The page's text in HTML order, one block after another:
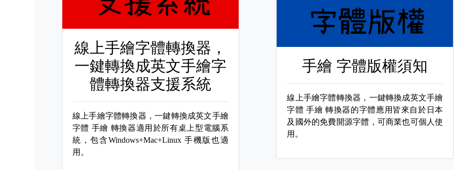
線上手繪字體轉換器，
一鍵轉換成英文手繪字
體轉換器支援系統
線上手繪字體轉換器，一鍵轉換成英文手繪
字體 手繪 轉換器適用於所有桌上型電腦系
統，包含Windows+Mac+Linux 手機版也適
用。
手繪 字體版權須知
線上手繪字體轉換器，一鍵轉換成英文手繪
字體手繪 轉換器的字體應用皆來自於日本
及國外的免費開源字體，可商業也可個人使
用。